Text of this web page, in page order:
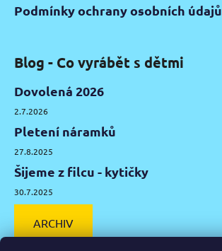
Podmínky ochrany osobních údajů
Blog - Co vyrábět s dětmi
Dovolená 2026
2.7.2026
Pletení náramků
27.8.2025
Šijeme z filcu - kytičky
30.7.2025
ARCHIV